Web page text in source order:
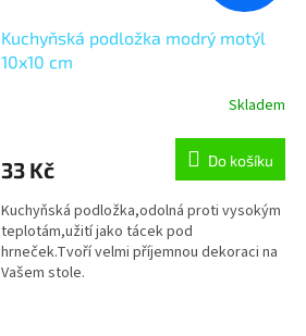
Kuchyňská podložka modrý motýl
10x10 cm
Skladem
33 Kč Do košíku
Kuchyňská podložka,odolná proti vysokým
teplotám,užití jako tácek pod
hrneček.Tvoří velmi příjemnou dekoraci na
Vašem stole.